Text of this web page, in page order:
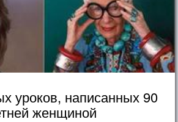
уроков, написанных 90
женщиной